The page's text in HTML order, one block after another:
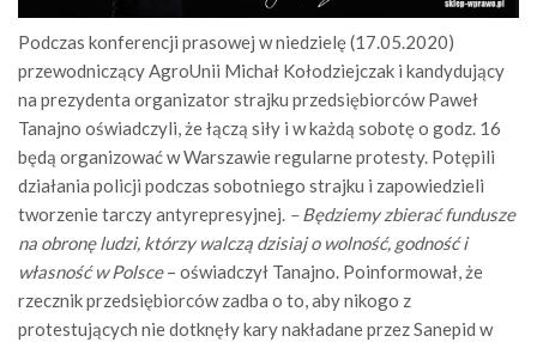
Podczas konferencji prasowej w niedzielę (17.05.2020)
przewodniczący AgroUnii Michał Kołodziejczak i kandydujący
na prezydenta organizator strajku przedsiębiorców Paweł
Tanajno oświadczyli, że łączą siły i w każdą sobotę o godz. 16
będą organizować w Warszawie regularne protesty. Potępili
działania policji podczas sobotniego strajku i zapowiedzieli
tworzenie tarczy antyrepresyjnej. – Będziemy zbierać fundusze
na obronę ludzi, którzy walczą dzisiaj o wolność, godność i
własność w Polsce– oświadczył Tanajno. Poinformował, że
rzecznik przedsiębiorców zadba o to, aby nikogo z
protestujących nie dotknęły kary nakładane przez Sanepid w